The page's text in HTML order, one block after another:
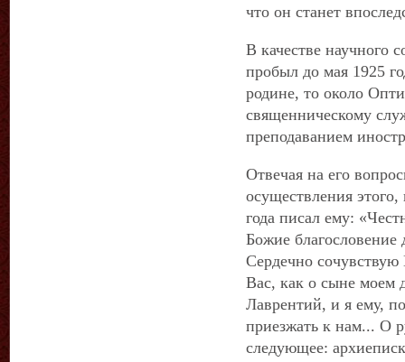
что он станет
В качестве научного
пробыл до мая 1925
родине, то около
священническому
преподаванием
Отвечая на его
осуществления
года писал ему:
Божие
Сердечно
Вас, как о сыне моем
Лаврентий, и я ему,
приезжать к нам... О
следующее: